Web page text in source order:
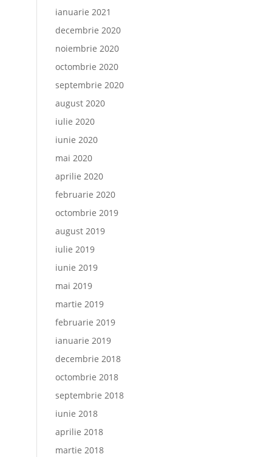
ianuarie 2021
decembrie 2020
noiembrie 2020
octombrie 2020
septembrie 2020
august 2020
iulie 2020
iunie 2020
mai 2020
aprilie 2020
februarie 2020
octombrie 2019
august 2019
iulie 2019
iunie 2019
mai 2019
martie 2019
februarie 2019
ianuarie 2019
decembrie 2018
octombrie 2018
septembrie 2018
iunie 2018
aprilie 2018
martie 2018